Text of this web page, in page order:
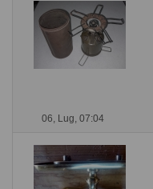
06, Lug, 07:04